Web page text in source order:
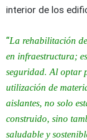
interior de los
“La rehabilitación
en infraestructura;
seguridad. Al optar
utilización de
aislantes, no solo
construido, sino
saludable y